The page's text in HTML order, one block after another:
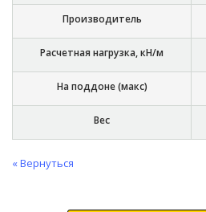
Производитель
Расчетная нагрузка, кН/м
На поддоне (макс)
Вес
« Вернуться